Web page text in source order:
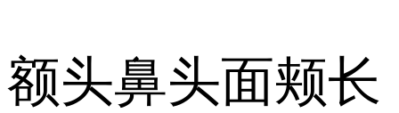
️额头鼻头面颊长